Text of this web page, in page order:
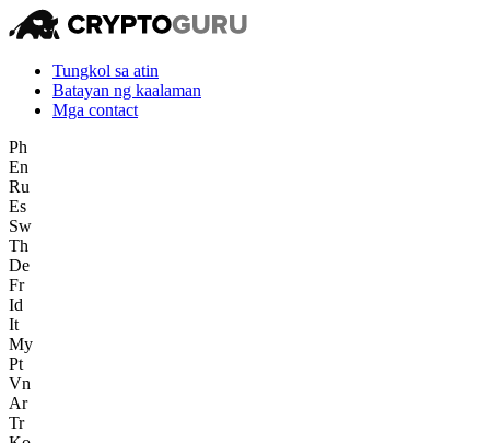
Tungkol sa atin
Batayan ng kaalaman
Mga contact
Ph
En
Ru
Es
Sw
Th
De
Fr
Id
It
My
Pt
Vn
Ar
Tr